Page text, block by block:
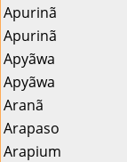
Apurinã
Apurinã
Apyãwa
Apyãwa
Aranã
Arapaso
Arapium